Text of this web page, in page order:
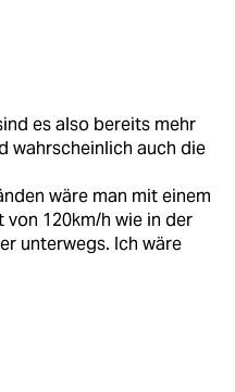
es also bereits mehr
wahrscheinlich auch die
wäre man mit einem
120km/h wie in der
unterwegs. Ich wäre